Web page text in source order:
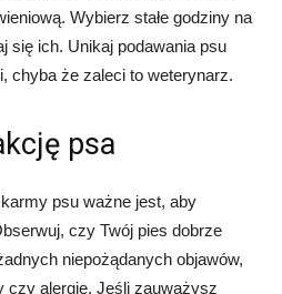
Wybierz stałe godziny na
się ich. Unikaj podawania psu
chyba że zaleci to weterynarz.
psa
psu ważne jest, aby
czy Twój pies dobrze
niepożądanych objawów,
czy alergie. Jeśli zauważysz